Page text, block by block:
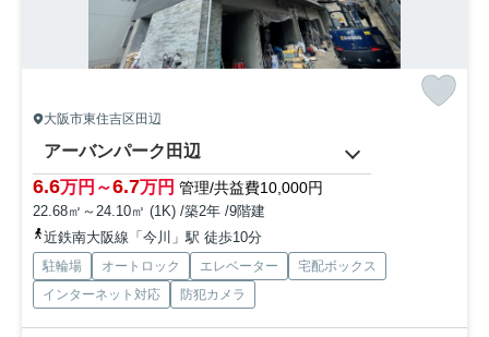
大阪市東住吉区田辺
アーバンパーク田辺
6.6万円～6.7万円 管理/共益費10,000円
22.68㎡～24.10㎡ (1K) /築2年 /9階建
近鉄南大阪線「今川」駅 徒歩10分
駐輪場 オートロック エレベーター
宅配ボックス
インターネット対応
防犯カメラ